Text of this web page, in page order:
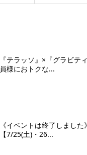
『テラッソ』×『グラビテ
員様におトクな...
《イベントは終了しまし
【7/25(土)・26...